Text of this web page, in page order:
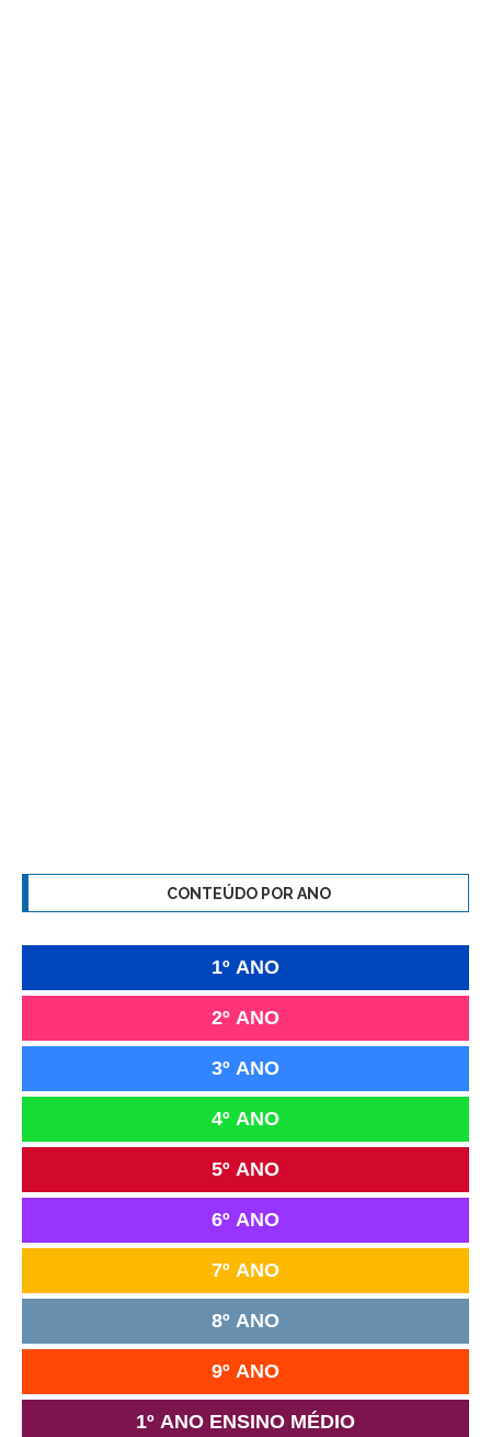
CONTEÚDO POR ANO
1º ANO
2º ANO
3º ANO
4º ANO
5º ANO
6º ANO
7º ANO
8º ANO
9º ANO
1º ANO ENSINO MÉDIO